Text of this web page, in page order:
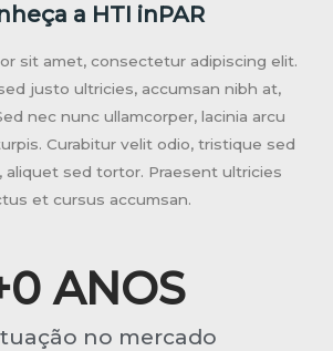
a HTI inPAR
sit amet, consectetur adipiscing elit.
justo ultricies, accumsan nibh at,
nec nunc ullamcorper, lacinia arcu
Curabitur velit odio, tristique sed
aliquet sed tortor. Praesent ultricies
et cursus accumsan.
no mercado
0 ANOS